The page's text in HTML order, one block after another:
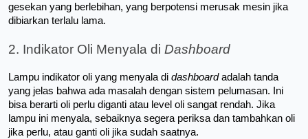
gesekan yang berlebihan, yang berpotensi merusak mesin jika
dibiarkan terlalu lama.
2. Indikator Oli Menyala di Dashboard
Lampu indikator oli yang menyala di dashboard adalah tanda
yang jelas bahwa ada masalah dengan sistem pelumasan. Ini
bisa berarti oli perlu diganti atau level oli sangat rendah. Jika
lampu ini menyala, sebaiknya segera periksa dan tambahkan oli
jika perlu, atau ganti oli jika sudah saatnya.